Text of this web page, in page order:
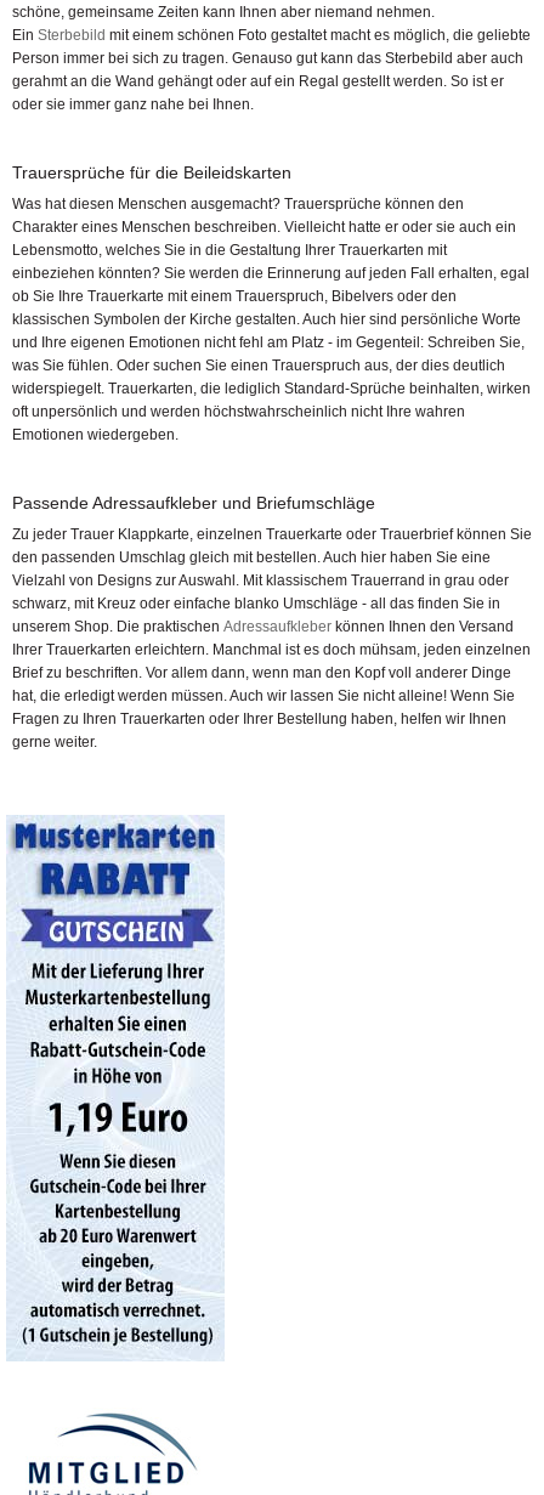
schöne, gemeinsame Zeiten kann Ihnen aber niemand nehmen.
Ein Sterbebild mit einem schönen Foto gestaltet macht es möglich, die geliebte
Person immer bei sich zu tragen. Genauso gut kann das Sterbebild aber auch
gerahmt an die Wand gehängt oder auf ein Regal gestellt werden. So ist er
oder sie immer ganz nahe bei Ihnen.
Trauersprüche für die Beileidskarten
Was hat diesen Menschen ausgemacht? Trauersprüche können den
Charakter eines Menschen beschreiben. Vielleicht hatte er oder sie auch ein
Lebensmotto, welches Sie in die Gestaltung Ihrer Trauerkarten mit
einbeziehen könnten? Sie werden die Erinnerung auf jeden Fall erhalten, egal
ob Sie Ihre Trauerkarte mit einem Trauerspruch, Bibelvers oder den
klassischen Symbolen der Kirche gestalten. Auch hier sind persönliche Worte
und Ihre eigenen Emotionen nicht fehl am Platz - im Gegenteil: Schreiben Sie,
was Sie fühlen. Oder suchen Sie einen Trauerspruch aus, der dies deutlich
widerspiegelt. Trauerkarten, die lediglich Standard-Sprüche beinhalten, wirken
oft unpersönlich und werden höchstwahrscheinlich nicht Ihre wahren
Emotionen wiedergeben.
Passende Adressaufkleber und Briefumschläge
Zu jeder Trauer Klappkarte, einzelnen Trauerkarte oder Trauerbrief können Sie
den passenden Umschlag gleich mit bestellen. Auch hier haben Sie eine
Vielzahl von Designs zur Auswahl. Mit klassischem Trauerrand in grau oder
schwarz, mit Kreuz oder einfache blanko Umschläge - all das finden Sie in
unserem Shop. Die praktischen Adressaufkleber können Ihnen den Versand
Ihrer Trauerkarten erleichtern. Manchmal ist es doch mühsam, jeden einzelnen
Brief zu beschriften. Vor allem dann, wenn man den Kopf voll anderer Dinge
hat, die erledigt werden müssen. Auch wir lassen Sie nicht alleine! Wenn Sie
Fragen zu Ihren Trauerkarten oder Ihrer Bestellung haben, helfen wir Ihnen
gerne weiter.